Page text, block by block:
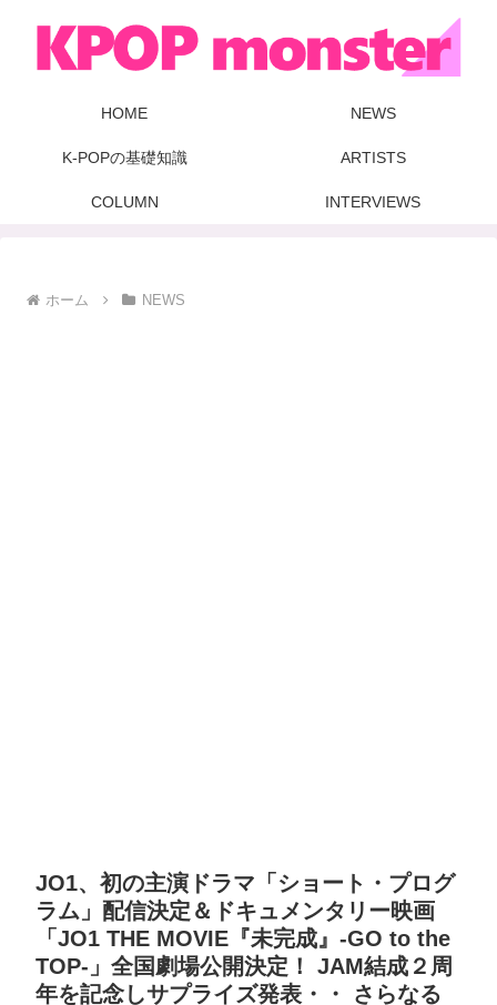
HOME NEWS
K-POPの基礎知識 ARTISTS
COLUMN INTERVIEWS
ホーム NEWS
JO1、初の主演ドラマ「ショート・プログ
ラム」配信決定＆ドキュメンタリー映画
「JO1 THE MOVIE『未完成』-GO to the
TOP-」全国劇場公開決定！ JAM結成２周
年を記念しサプライズ発表・・ さらなる